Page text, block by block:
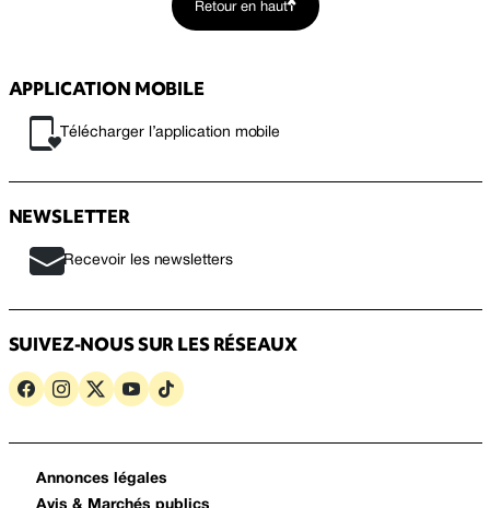
Retour en haut
APPLICATION MOBILE
Télécharger l’application mobile
NEWSLETTER
Recevoir les newsletters
SUIVEZ-NOUS SUR LES RÉSEAUX
Annonces légales